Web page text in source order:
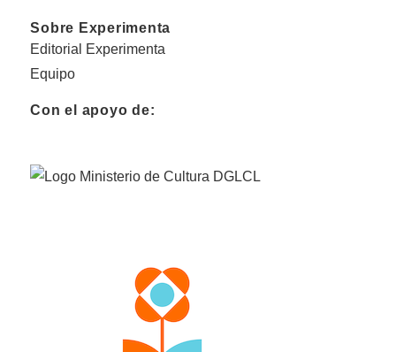
Sobre Experimenta
Editorial Experimenta
Equipo
Con el apoyo de: